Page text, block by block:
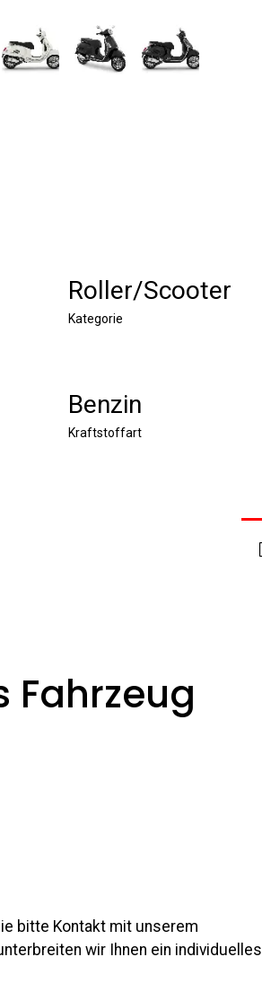
Roller/Scooter
Kategorie
Benzin
Kraftstoffart
Fahrzeug
bitte Kontakt mit unserem
wir Ihnen ein individuelles